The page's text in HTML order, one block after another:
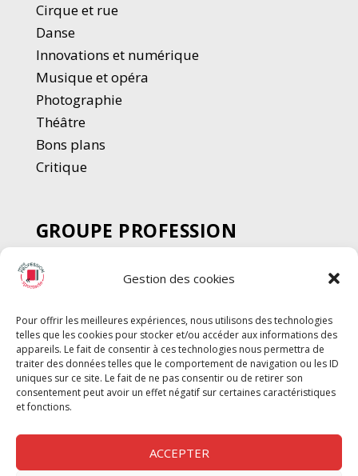
Gestion des cookies
Pour offrir les meilleures expériences, nous utilisons des technologies
telles que les cookies pour stocker et/ou accéder aux informations des
appareils. Le fait de consentir à ces technologies nous permettra de
traiter des données telles que le comportement de navigation ou les ID
uniques sur ce site. Le fait de ne pas consentir ou de retirer son
consentement peut avoir un effet négatif sur certaines caractéristiques
et fonctions.
ACCEPTER
Cirque et rue
Danse
Innovations et numérique
Musique et opéra
Photographie
Théâtre
Bons plans
Critique
GROUPE PROFESSION
SPECTACLE
Chèque Intermittents
Chèque Compta
Chèque Emploi Spectacle
G-Pods
Profession Audio-visuel